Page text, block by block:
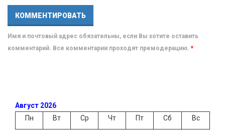
Имя и почтовый адрес обязательны, если Вы хотите оставить
комментарий. Все комментарии проходят премодерацию. *
Август 2026
Пн
Вт Ср Чт Пт Сб Вс